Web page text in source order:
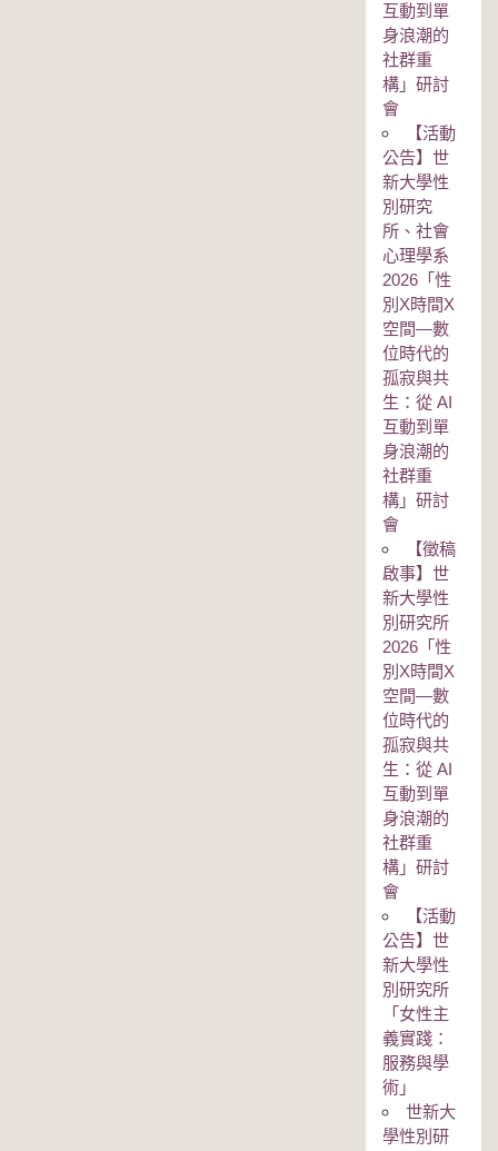
互動到單
身浪潮的
社群重
構」研討
會
【活動
公告】世
新大學性
別研究
所、社會
心理學系
2026「性
別Χ時間Χ
空間—數
位時代的
孤寂與共
生：從 AI
互動到單
身浪潮的
社群重
構」研討
會
【徵稿
啟事】世
新大學性
別研究所
2026「性
別Χ時間Χ
空間—數
位時代的
孤寂與共
生：從 AI
互動到單
身浪潮的
社群重
構」研討
會
【活動
公告】世
新大學性
別研究所
「女性主
義實踐：
服務與學
術」
世新大
學性別研